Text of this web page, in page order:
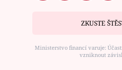
ZKUSTE
Ministerstvo financí varuje:
vzniknout